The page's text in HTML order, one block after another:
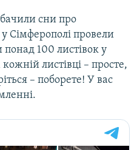
сни про
Сімферополі провели
100 листівок у
листівці – просте,
– поборете! У вас